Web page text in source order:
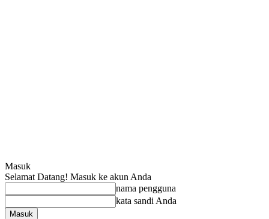
Masuk
Selamat Datang! Masuk ke akun Anda
nama pengguna
kata sandi Anda